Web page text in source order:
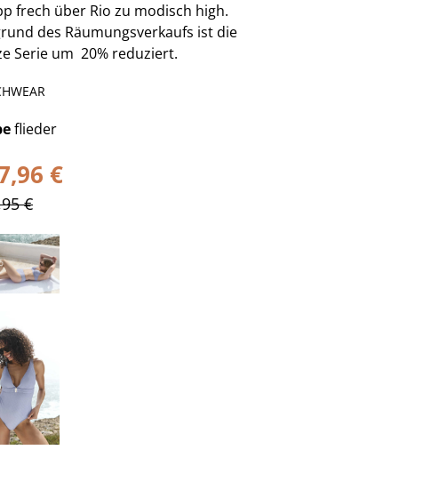
frech über Rio zu modisch high.
des Räumungsverkaufs ist die
Serie um 20% reduziert.
flieder
€
€